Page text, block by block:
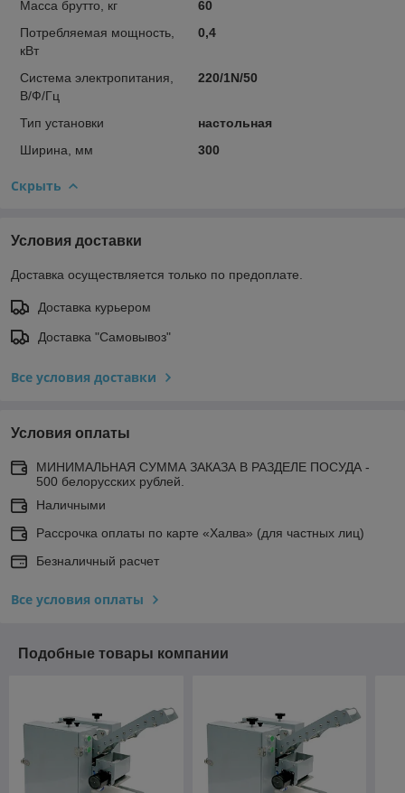
Масса брутто, кг
60
Потребляемая мощность,
кВт
0,4
Система электропитания,
В/Ф/Гц
220/1N/50
Тип установки
настольная
Ширина, мм
300
Скрыть
Условия доставки
Доставка осуществляется только по предоплате.
Доставка курьером
Доставка "Самовывоз"
Все условия доставки
Условия оплаты
МИНИМАЛЬНАЯ СУММА ЗАКАЗА В РАЗДЕЛЕ ПОСУДА -
500 белорусских рублей.
Наличными
Рассрочка оплаты по карте «Халва» (для частных лиц)
Безналичный расчет
Все условия оплаты
Подобные товары компании